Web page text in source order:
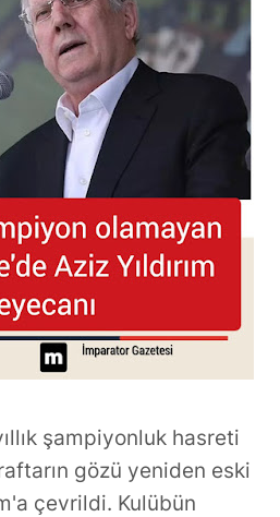
şampiyonluk hasreti
gözü yeniden eski
çevrildi. Kulübün